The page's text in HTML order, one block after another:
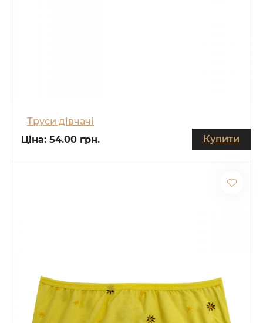
Труси дівчачі
Ціна: 54.00 грн. Купити